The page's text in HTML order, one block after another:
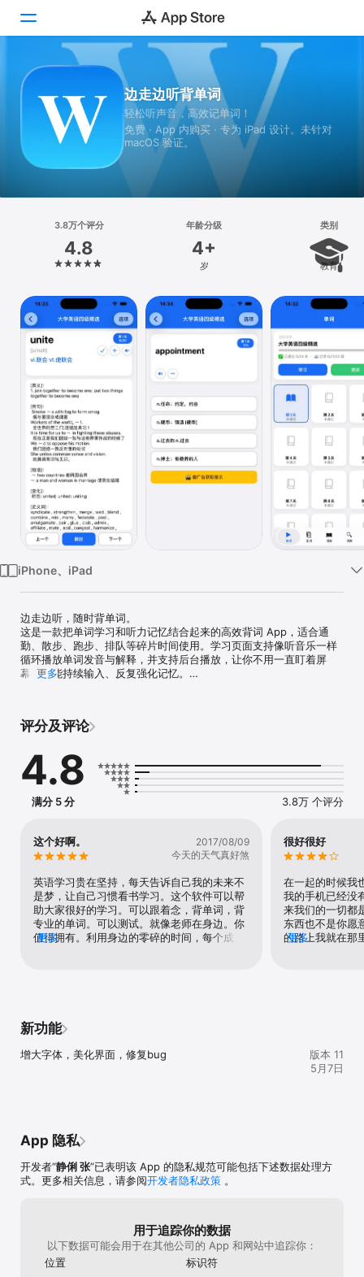
游戏
App
Vision
Watch
边走边听背单词
轻松听声音，高效记单词！
免费 · App 内购买 · 专为 iPad 设计。未针对
macOS 验证。
3.8万个评分
4.8
年龄分级
4+
岁
类别
教育
iPhone、iPad
边走边听，随时背单词。
这是一款把单词学习和听力记忆结合起来的高效背词 App，适合通
勤、散步、跑步、排队等碎片时间使用。学习页面支持像听音乐一样
循环播放单词发音与解释，并支持后台播放，让你不用一直盯着屏
幕，也能持续输入、反复强化记忆。
闲暇时光轻松而高效地背单词！
1.超容量的词库集，几乎涵盖了各个领域的词汇，从GRE、TOEFL、
GMAT、雅思、大学英语四六级、考研、职称考试、商务英语、计算
机英语、新概念英语、到高中、初中、小学英语，一应俱全，总词汇
量达十余万！
2.每个单词都配有大量的英文解释，例句，短语，近义词，反义词，
义缓出等功能。
3.创新的播放单词功能，如同听音乐一样，软件自动后台播放单词，
听单词，无需担心整晚播放。
4.科学的测试方法，智能化的生词管理功能，你所做的只需反复学习
测试，你的词汇量自然会达到一个全新的境界 ！
5.测试题型多样，独特的英英题型，使你在全英文的环境下记忆单
词，极大提高你的英语思维能力。更有根据发音、例句、单词，解释
更多
评分及评论
4.8
满分 5 分 3.8万 个评分
这个好啊。
2017/08/09
今天的天气真好煞
英语学习贵在坚持，每天告诉自己我的未来不
是梦，让自己习惯看书学习。这个软件可以帮
助大家很好的学习。可以跟着念，背单词，背
专业的单词。可以测试。就像老师在身边。你
值得拥有。利用身边的零碎的时间，每个成功
文发音，无需流量，支持后台播放，让你可以
象听音乐一样，利用闲暇时光轻松而高效地背
单词！ 主要特点如下： 1.超容量的词库集，几
乎涵盖了各个领域的词汇，从GRE、TOEFL、
释，例句，短语，近义词，反义词，时态变化
等详细解释，而且可以单独显示英文解释，例
句，短语和词义缓出等功能。 3.创新的播放单
词功能，如同听音乐一样，软件自动后台播放
单词，让你忙里偷闲，见缝插针地记单词，还
词管理功能，你所做的只需反复学习测试，你
的词汇量自然会达到一个全新的境界 ！ 5.测
试题型多样，独特的英英题型，使你在全英文
的环境下记忆单词，极大提高你的英语思维能
更多
很好很好
在一起的时候我
我的手机已经没
来我们的一切都
东西也不是你愿
的路上我就在那
一起参加吧。
这样做才有动
慢慢适应环境
更多
新功能
增大字体，美化界面，修复bug
版本 11
5月7日
App 隐私
开发者“静俐 张”已表明该 App 的隐私规范可能包括下述数据处理方
式。更多相关信息，请参阅开发者隐私政策 。
用于追踪你的数据
以下数据可能会用于在其他公司的 App 和网站中追踪你：
位置
标识符